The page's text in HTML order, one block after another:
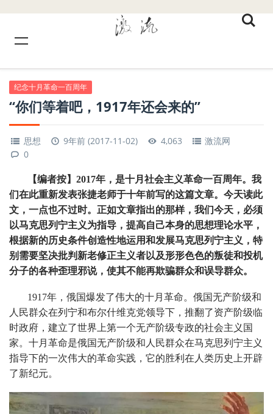
纪念十月革命一百周年
“你们等着吧，1917年还会来的”
思想 9年前 (2017-11-02) 4,063
激流网
0
【编者按】2017年，是十月社会主义革命一百周年。我
们在此重新发表张捷老师于十年前写的这篇文章。今天读此
文，一点也不过时。正如文章指出的那样，我们今天，必须
以马克思列宁主义为指导，提高自己本身的思想理论水平，
根据新的历史条件创造性地运用和发展马克思列宁主义，特
别需要坚决批判新老修正主义者以及形形色色的叛徒和投机
分子的各种歪理邪说，使其不能再欺骗群众和误导群众。
1917年，俄国爆发了伟大的十月革命。俄国无产阶级和
人民群众在列宁和布尔什维克党领导下，推翻了资产阶级临
时政府，建立了世界上第一个无产阶级专政的社会主义国
家。十月革命是俄国无产阶级和人民群众在马克思列宁主义
指导下的一次伟大的革命实践，它的胜利在人类历史上开辟
了新纪元。